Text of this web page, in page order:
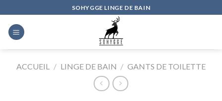
content
SOHYGGE LINGE DE BAIN
ACCUEIL / LINGE DE BAIN / GANTS DE TOILETTE